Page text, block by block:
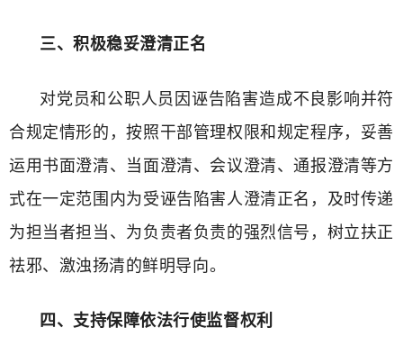
三、积极稳妥澄清正名
对党员和公职人员因诬告陷害造成不良影响并符
合规定情形的，按照干部管理权限和规定程序，妥善
运用书面澄清、当面澄清、会议澄清、通报澄清等方
式在一定范围内为受诬告陷害人澄清正名，及时传递
为担当者担当、为负责者负责的强烈信号，树立扶正
祛邪、激浊扬清的鲜明导向。
四、支持保障依法行使监督权利